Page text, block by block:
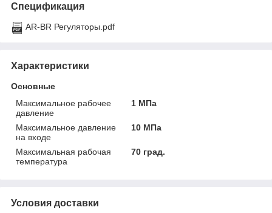
Спецификация
AR-BR Регуляторы.pdf
Характеристики
Основные
Максимальное рабочее
давление
1 МПа
Максимальное давление
на входе
10 МПа
Максимальная рабочая
температура
70 град.
Условия доставки